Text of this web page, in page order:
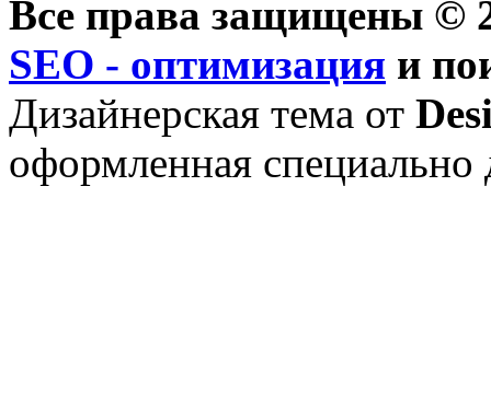
Все права защищены ©
SEO - оптимизация и
Дизайнерская тема от
оформленная